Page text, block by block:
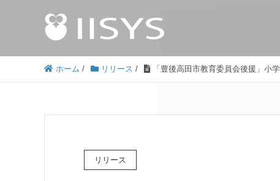
ホーム / リリース / 「豊後高田市教育委員会後援」小
リリース